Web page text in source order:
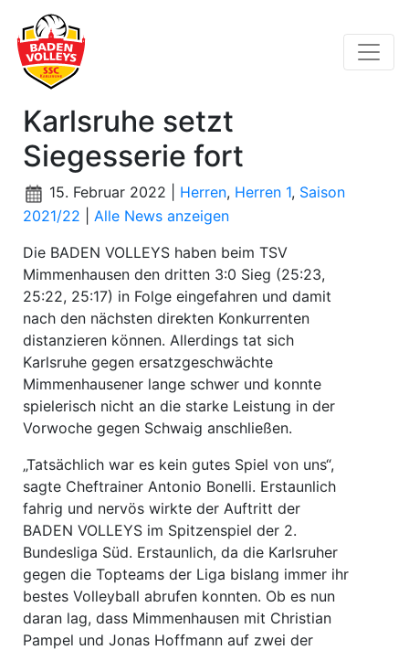
Karlsruhe setzt
Siegesserie fort
15. Februar 2022 | Herren, Herren 1, Saison
2021/22
Alle News anzeigen
Die BADEN VOLLEYS haben beim TSV
Mimmenhausen den dritten 3:0 Sieg (25:23,
25:22, 25:17) in Folge eingefahren und damit
nach den nächsten direkten Konkurrenten
distanzieren können. Allerdings tat sich
Karlsruhe gegen ersatzgeschwächte
Mimmenhausener lange schwer und konnte
spielerisch nicht an die starke Leistung in der
Vorwoche gegen Schwaig anschließen.
„Tatsächlich war es kein gutes Spiel von uns“,
sagte Cheftrainer Antonio Bonelli. Erstaunlich
fahrig und nervös wirkte der Auftritt der
BADEN VOLLEYS im Spitzenspiel der 2.
Bundesliga Süd. Erstaunlich, da die Karlsruher
gegen die Topteams der Liga bislang immer ihr
bestes Volleyball abrufen konnten. Ob es nun
daran lag, dass Mimmenhausen mit Christian
Pampel und Jonas Hoffmann auf zwei der